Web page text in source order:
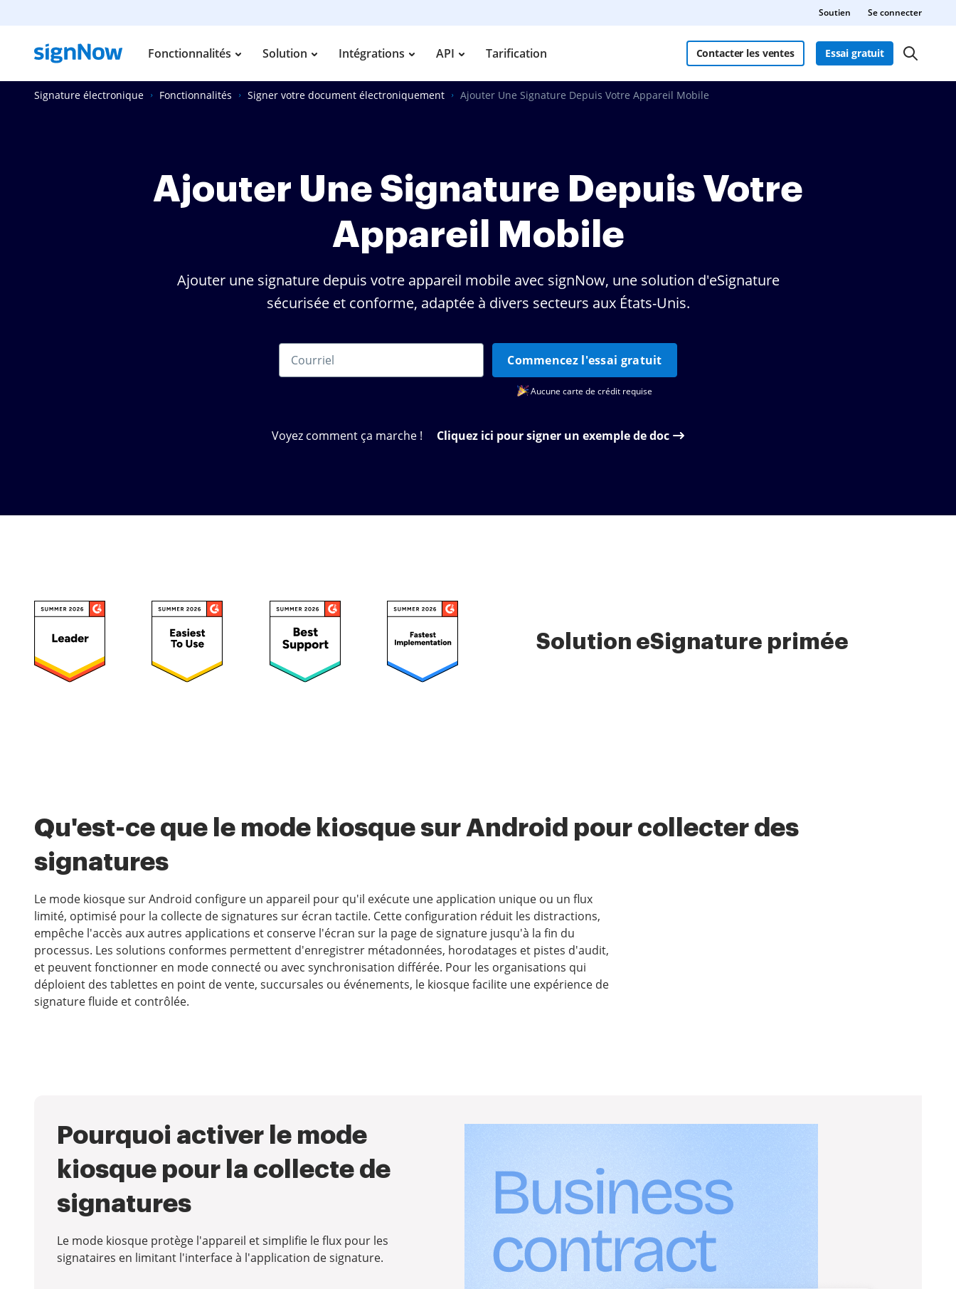
Soutien Se connecter
Fonctionnalités Solution Intégrations API Tarification Contacter les ventes Essai gratuit
Signature électronique Fonctionnalités Signer votre document électroniquement Ajouter Une Signature Depuis Votre Appareil Mobile
Ajouter Une Signature Depuis Votre
Appareil Mobile
Ajouter une signature depuis votre appareil mobile avec signNow, une solution d'eSignature
sécurisée et conforme, adaptée à divers secteurs aux États-Unis.
Commencez l'essai gratuit
Aucune carte de crédit requise
Voyez comment ça marche ! Cliquez ici pour signer un exemple de doc
Solution eSignature primée
Qu'est-ce que le mode kiosque sur Android pour collecter des
signatures
Le mode kiosque sur Android configure un appareil pour qu'il exécute une application unique ou un flux
limité, optimisé pour la collecte de signatures sur écran tactile. Cette configuration réduit les distractions,
empêche l'accès aux autres applications et conserve l'écran sur la page de signature jusqu'à la fin du
processus. Les solutions conformes permettent d'enregistrer métadonnées, horodatages et pistes d'audit,
et peuvent fonctionner en mode connecté ou avec synchronisation différée. Pour les organisations qui
déploient des tablettes en point de vente, succursales ou événements, le kiosque facilite une expérience de
signature fluide et contrôlée.
Pourquoi activer le mode
kiosque pour la collecte de
signatures
Le mode kiosque protège l'appareil et simplifie le flux pour les
signataires en limitant l'interface à l'application de signature.